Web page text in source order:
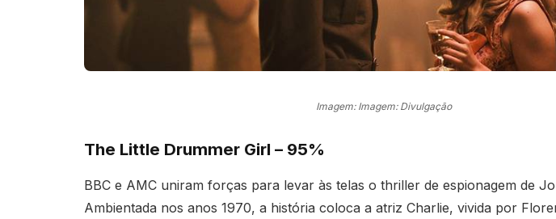
Imagem: Imagem: Divulgação
The Little Drummer Girl – 95%
BBC e AMC uniram forças para levar às telas o thriller de espionagem de
Ambientada nos anos 1970, a história coloca a atriz Charlie, vivida por